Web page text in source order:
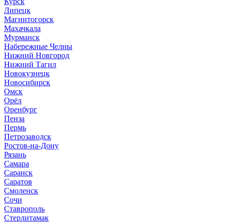
Липецк
Магнитогорск
Махачкала
Мурманск
Набережные Челны
Нижний Новгород
Нижний Тагил
Новокузнецк
Новосибирск
Омск
Орёл
Оренбург
Пенза
Пермь
Петрозаводск
Ростов-на-Дону
Рязань
Самара
Саранск
Саратов
Смоленск
Сочи
Ставрополь
Стерлитамак